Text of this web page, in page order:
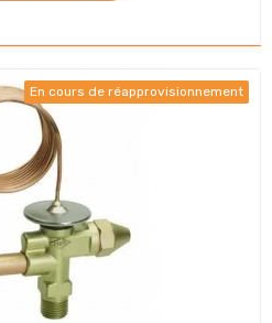
En cours de réapprovisionnement